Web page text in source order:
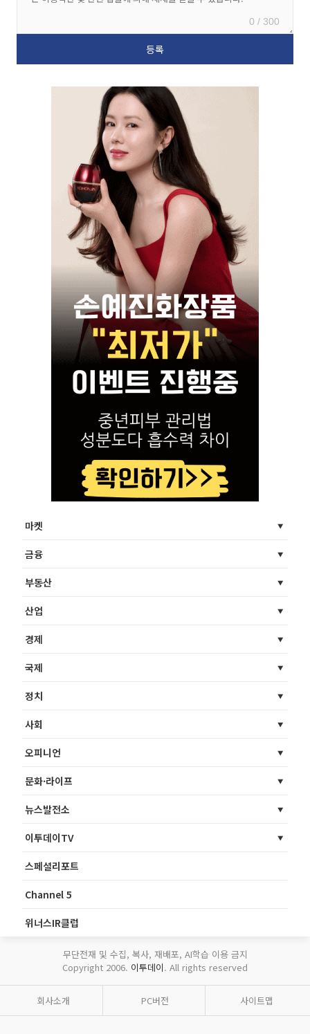
0 / 300
마켓
금융
부동산
산업
경제
국제
정치
사회
오피니언
문화·라이프
뉴스발전소
이투데이TV
스페셜리포트
Channel 5
위너스IR클럽
무단전재 및 수집, 복사, 재배포, AI학습 이용 금지
Copyright 2006. 이투데이. All rights reserved
회사소개 PC버전 사이트맵